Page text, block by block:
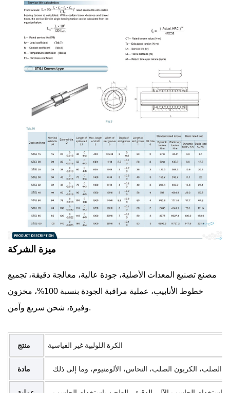
ميزة الشركة
مصنع تصنيع المعدات الأصلية، جودة عالية، معالجة دقيقة، تجميع
خطوط الأنابيب، عملية مراقبة الجودة بنسبة 100%، مخزون
وفيرة، شحن سريع وآمن.
منتج الكرة اللولبية غير القياسية
مادة الصلب، الكربون الصلب، النحاس، الألومنيوم، وما إلى ذلك